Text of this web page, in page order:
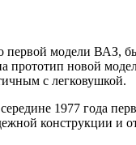
модели ВАЗ,
новой
с легковушкой.
1977 года
конструкции